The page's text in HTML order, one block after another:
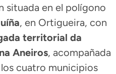
situada en el polígono
, en Ortigueira, con
territorial da
Aneiros, acompañada
cuatro municipios